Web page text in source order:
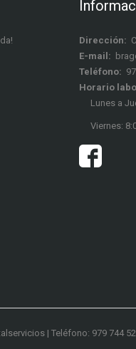
Dirección:
E-mail:
Teléfono:
Horario
Lunes a
Viernes:
| Teléfono: 979 744